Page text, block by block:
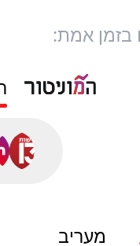
בזמן אמת:
מעריב